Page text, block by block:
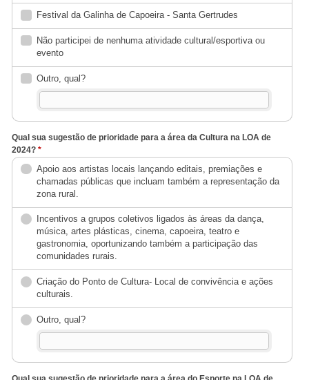
Festival da Galinha de Capoeira - Santa Gertrudes
Não participei de nenhuma atividade cultural/esportiva ou
evento
Outro, qual?
Qual sua sugestão de prioridade para a área da Cultura na LOA de
2024? *
Apoio aos artistas locais lançando editais, premiações e
chamadas públicas que incluam também a representação da
zona rural.
Incentivos a grupos coletivos ligados às áreas da dança,
música, artes plásticas, cinema, capoeira, teatro e
gastronomia, oportunizando também a participação das
comunidades rurais.
Criação do Ponto de Cultura- Local de convivência e ações
culturais.
Outro, qual?